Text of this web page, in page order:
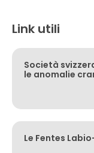
Link utili
Società
le anomalie
Le Fentes